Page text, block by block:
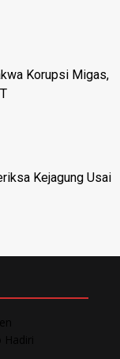
Korupsi Migas,
Kejagung Usai